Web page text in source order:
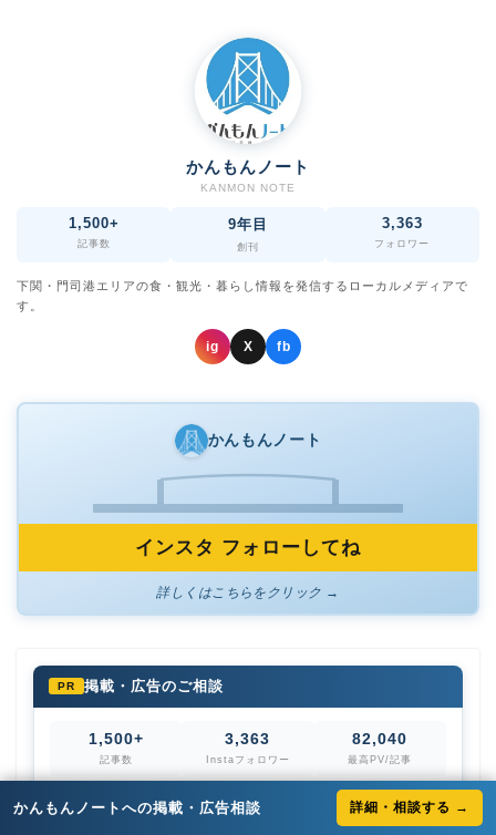
かんもんノート
KANMON NOTE
1,500+
記事数
9年目
創刊
3,363
フォロワー
下関・門司港エリアの食・観光・暮らし情報を発信するローカルメディアで
す。
ig X fb
かんもんノート
インスタ フォローしてね
詳しくはこちらをクリック →
かんもんノートへの掲載・広告相談 詳細・相談する →
PR 掲載・広告のご相談
1,500+
記事数
3,363
Instaフォロワー
82,040
最高PV/記事
関門エリアの読者に届く地域メディア。取材記事・バナー広告・
サポーター契約など、予算に合わせてご提案します。